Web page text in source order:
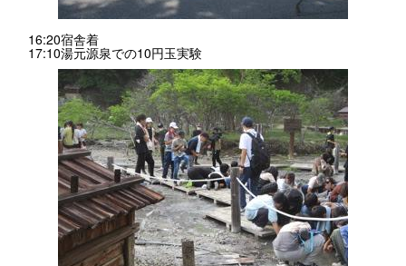
16:20宿舎着
17:10湯元源泉での10円玉実験